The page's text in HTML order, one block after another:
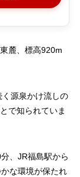
麓、標高920m
源泉かけ流しの
で知られていま
、JR福島駅から
な環境が保たれ